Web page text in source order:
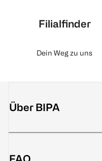
Filialfinder
Dein Weg zu uns
Über BIPA